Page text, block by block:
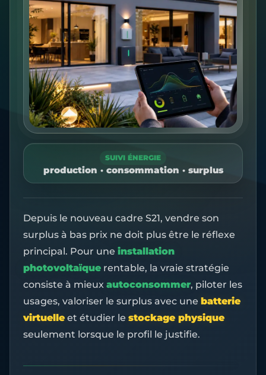
Depuis le nouveau cadre S21, vendre son
surplus à bas prix ne doit plus être le réflexe
principal. Pour une installation
photovoltaïque rentable, la vraie stratégie
consiste à mieux autoconsommer, piloter les
usages, valoriser le surplus avec une batterie
virtuelle et étudier le stockage physique
seulement lorsque le profil le justifie.
SUIVI ÉNERGIE
production · consommation · surplus